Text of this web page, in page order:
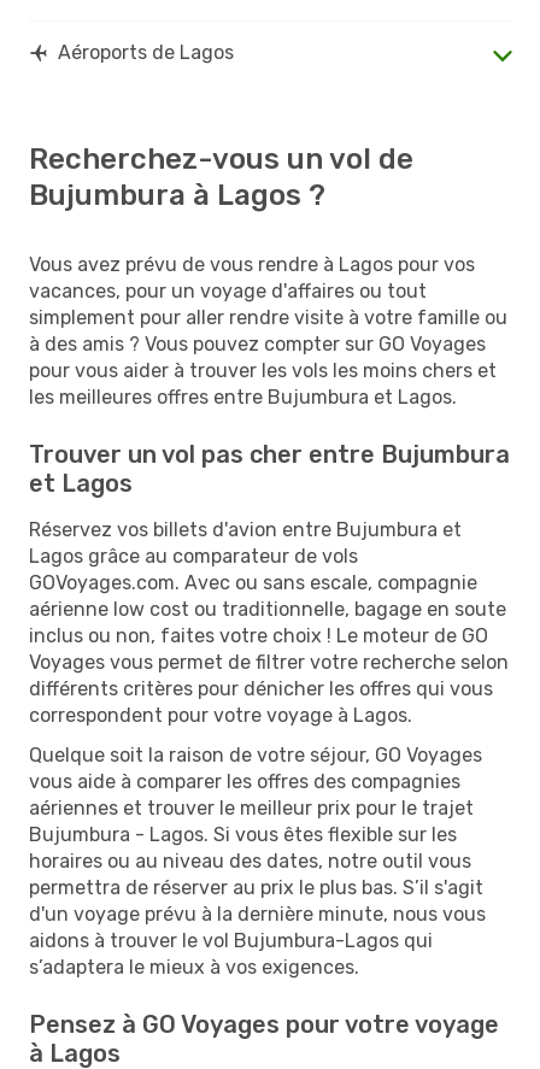
Aéroports de Lagos
Recherchez-vous un vol de
Bujumbura à Lagos ?
Vous avez prévu de vous rendre à Lagos pour vos
vacances, pour un voyage d'affaires ou tout
simplement pour aller rendre visite à votre famille ou
à des amis ? Vous pouvez compter sur GO Voyages
pour vous aider à trouver les vols les moins chers et
les meilleures offres entre Bujumbura et Lagos.
Trouver un vol pas cher entre Bujumbura
et Lagos
Réservez vos billets d'avion entre Bujumbura et
Lagos grâce au comparateur de vols
GOVoyages.com. Avec ou sans escale, compagnie
aérienne low cost ou traditionnelle, bagage en soute
inclus ou non, faites votre choix ! Le moteur de GO
Voyages vous permet de filtrer votre recherche selon
différents critères pour dénicher les offres qui vous
correspondent pour votre voyage à Lagos.
Quelque soit la raison de votre séjour, GO Voyages
vous aide à comparer les offres des compagnies
aériennes et trouver le meilleur prix pour le trajet
Bujumbura - Lagos. Si vous êtes flexible sur les
horaires ou au niveau des dates, notre outil vous
permettra de réserver au prix le plus bas. S’il s'agit
d'un voyage prévu à la dernière minute, nous vous
aidons à trouver le vol Bujumbura-Lagos qui
s’adaptera le mieux à vos exigences.
Pensez à GO Voyages pour votre voyage
à Lagos